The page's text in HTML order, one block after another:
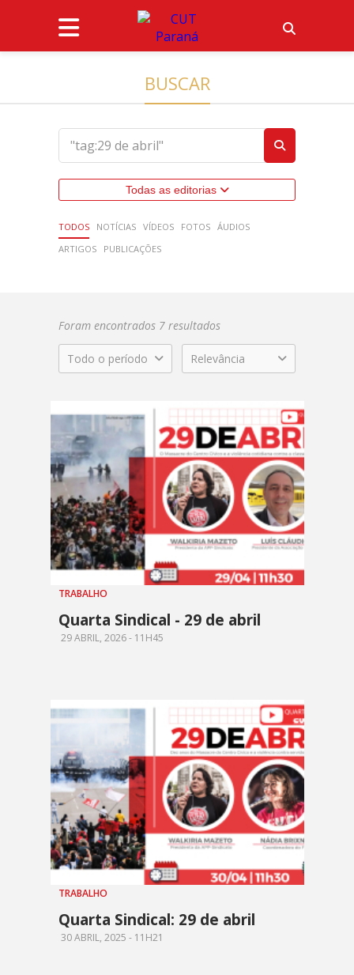
BUSCAR
Todas as editorias
TODOS NOTÍCIAS VÍDEOS FOTOS ÁUDIOS
ARTIGOS
PUBLICAÇÕES
Foram encontrados 7 resultados
Todo o período Relevância
TRABALHO
Quarta Sindical - 29 de abril
29 ABRIL, 2026 - 11H45
TRABALHO
Quarta Sindical: 29 de abril
30 ABRIL, 2025 - 11H21